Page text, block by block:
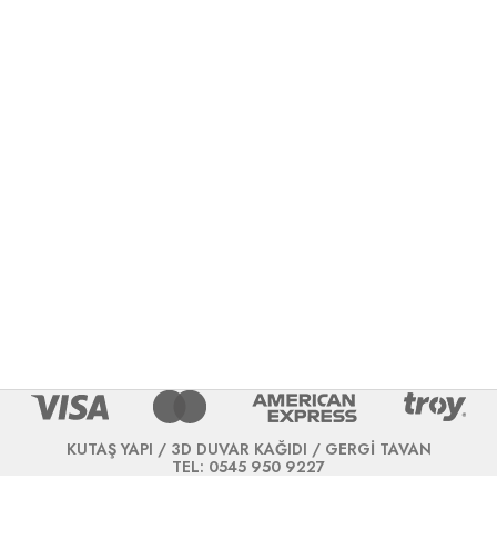
KUTAŞ YAPI / 3D DUVAR KAĞIDI / GERGİ TAVAN
TEL: 0545 950 9227